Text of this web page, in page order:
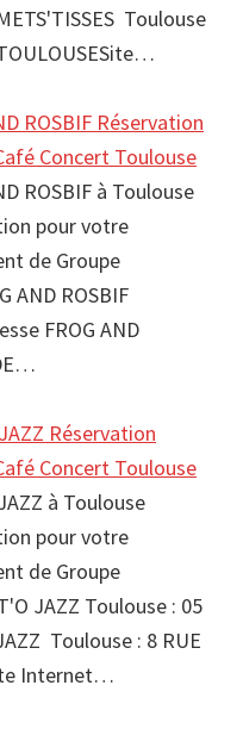
Toulouse
ROSBIF Réservation
Concert Toulouse
ROSBIF à Toulouse
pour votre
de Groupe
AND ROSBIF
FROG AND
Réservation
Concert Toulouse
à Toulouse
pour votre
de Groupe
JAZZ Toulouse : 05
Toulouse : 8 RUE
Internet…